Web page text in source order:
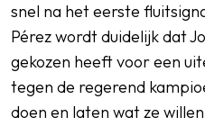
snel na het eerste
Pérez wordt duidelijk dat
gekozen heeft voor een
tegen de regerend
doen en laten wat ze